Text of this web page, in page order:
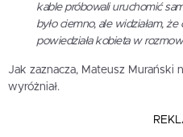
kable próbowali uruchomić
było ciemno, ale widziałam,
powiedziała kobieta w
Jak zaznacza, Mateusz Murański
wyróżniał.